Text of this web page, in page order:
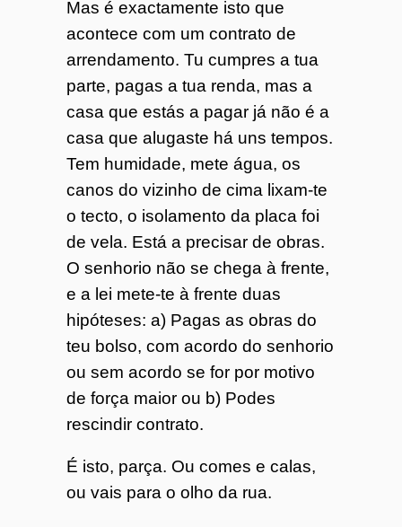
Mas é exactamente isto que
acontece com um contrato de
arrendamento. Tu cumpres a tua
parte, pagas a tua renda, mas a
casa que estás a pagar já não é a
casa que alugaste há uns tempos.
Tem humidade, mete água, os
canos do vizinho de cima lixam-te
o tecto, o isolamento da placa foi
de vela. Está a precisar de obras.
O senhorio não se chega à frente,
e a lei mete-te à frente duas
hipóteses: a) Pagas as obras do
teu bolso, com acordo do senhorio
ou sem acordo se for por motivo
de força maior ou b) Podes
rescindir contrato.
É isto, parça. Ou comes e calas,
ou vais para o olho da rua.